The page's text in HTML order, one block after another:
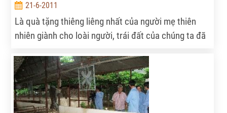
21-6-2011
Là quà tặng thiêng liêng nhất của người mẹ thiên
nhiên giành cho loài người, trái đất của chúng ta đã
minh và hoàn hảo, được vận hành theo cơ chế tự
làm sạch, tự cân đối phục vụ tối đa lợi ích của con
người. Rất tiếc là con người với tư cách là chủ nhân
của trái đất, đã có những hành vi xử sự trái quy luật,